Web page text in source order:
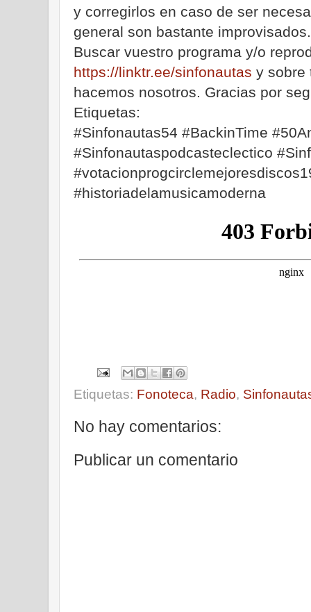
y corregirlos en caso de ser
general son bastante improvisados.
Buscar vuestro programa y/o
https://linktr.ee/sinfonautas y sobre
hacemos nosotros. Gracias por
Etiquetas:
#Sinfonautas54 #BackinTime
#Sinfonautaspodcasteclectico
#historiadelamusicamoderna
Etiquetas: Fonoteca, Radio,
No hay comentarios:
Publicar un comentario